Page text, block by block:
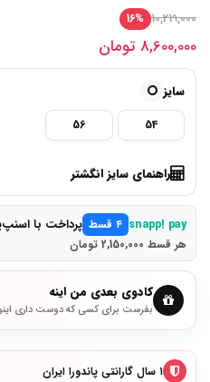
10,219,000
16%
8,600,000 تومان
سایز
54
56
راهنمای سایز انگشتر
snapp! pay ۴ قسط پرداخت با
هر قسط 2,150,000 تومان
کادوی بعدی من اینه
بفرست برای کسی که دوست داری
۱ سال گارانتی پاندورا ایران